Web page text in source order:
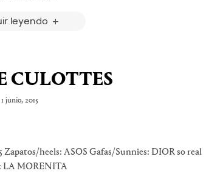
leyendo
CULOTTES
1 junio, 2015
heels: ASOS Gafas/Sunnies: DIOR so real
LA MORENITA